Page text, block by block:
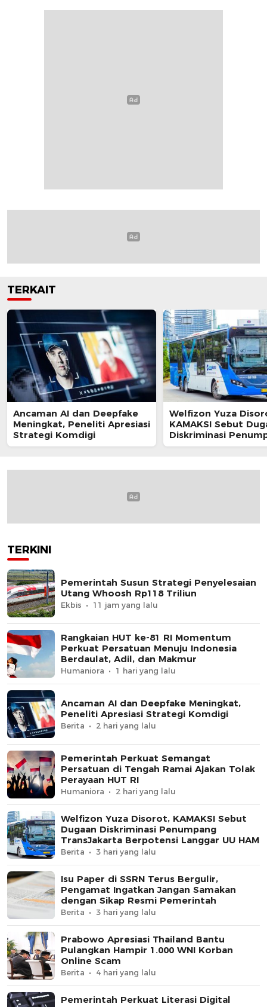
TERKAIT
Ancaman AI dan Deepfake
Meningkat, Peneliti Apresiasi
Strategi Komdigi
Welfizon Yuza
KAMAKSI Sebut
Diskriminasi
TransJakarta
TERKINI
Pemerintah Susun Strategi Penyelesaian
Utang Whoosh Rp118 Triliun
Ekbis 11 jam yang lalu
Rangkaian HUT ke-81 RI Momentum
Perkuat Persatuan Menuju Indonesia
Berdaulat, Adil, dan Makmur
Humaniora 1 hari yang lalu
Ancaman AI dan Deepfake Meningkat,
Peneliti Apresiasi Strategi Komdigi
Berita 2 hari yang lalu
Pemerintah Perkuat Semangat
Persatuan di Tengah Ramai Ajakan Tolak
Perayaan HUT RI
Humaniora 2 hari yang lalu
Welfizon Yuza Disorot, KAMAKSI Sebut
Dugaan Diskriminasi Penumpang
TransJakarta Berpotensi Langgar UU HAM
Berita 3 hari yang lalu
Isu Paper di SSRN Terus Bergulir,
Pengamat Ingatkan Jangan Samakan
dengan Sikap Resmi Pemerintah
Berita 3 hari yang lalu
Prabowo Apresiasi Thailand Bantu
Pulangkan Hampir 1.000 WNI Korban
Online Scam
Berita 4 hari yang lalu
Pemerintah Perkuat Literasi Digital